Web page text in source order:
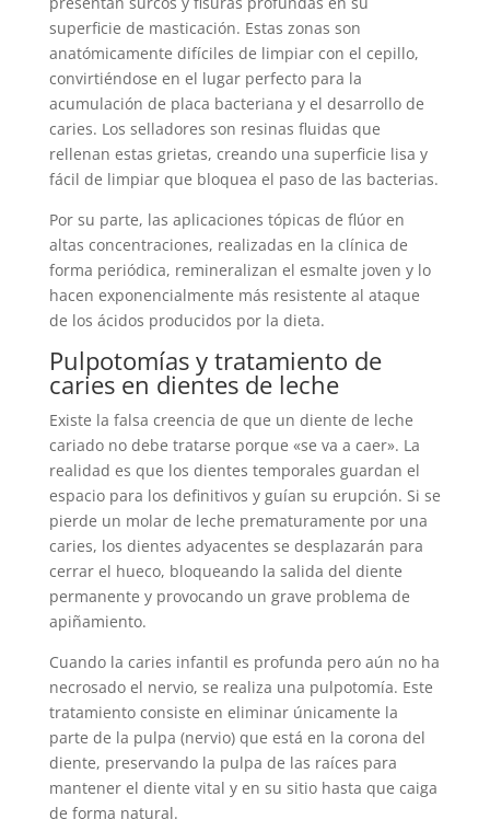
superficie de masticación. Estas zonas son
anatómicamente difíciles de limpiar con el cepillo,
convirtiéndose en el lugar perfecto para la
acumulación de placa bacteriana y el desarrollo de
caries. Los selladores son resinas fluidas que
rellenan estas grietas, creando una superficie lisa y
fácil de limpiar que bloquea el paso de las bacterias.
Por su parte, las aplicaciones tópicas de flúor en
altas concentraciones, realizadas en la clínica de
forma periódica, remineralizan el esmalte joven y lo
hacen exponencialmente más resistente al ataque
de los ácidos producidos por la dieta.
Pulpotomías y tratamiento de
caries en dientes de leche
Existe la falsa creencia de que un diente de leche
cariado no debe tratarse porque «se va a caer». La
realidad es que los dientes temporales guardan el
espacio para los definitivos y guían su erupción. Si se
pierde un molar de leche prematuramente por una
caries, los dientes adyacentes se desplazarán para
cerrar el hueco, bloqueando la salida del diente
permanente y provocando un grave problema de
apiñamiento.
Cuando la caries infantil es profunda pero aún no ha
necrosado el nervio, se realiza una pulpotomía. Este
tratamiento consiste en eliminar únicamente la
parte de la pulpa (nervio) que está en la corona del
diente, preservando la pulpa de las raíces para
mantener el diente vital y en su sitio hasta que caiga
de forma natural.